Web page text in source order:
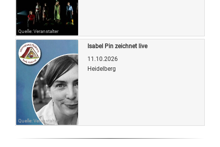
Quelle: Veranstalter
Quelle: Veranstalter
Isabel Pin zeichnet live
11.10.2026
Heidelberg